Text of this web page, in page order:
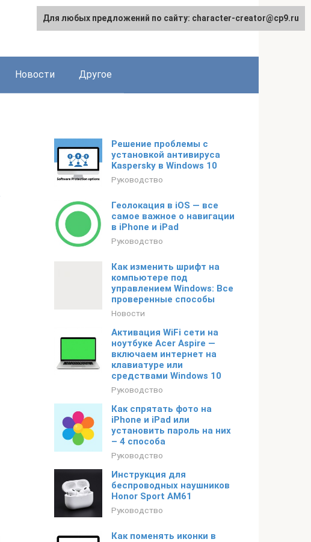
Новости Другое
Решение проблемы с
установкой антивируса
Kaspersky в Windows 10
Руководство
Геолокация в iOS — все
самое важное о навигации
в iPhone и iPad
Руководство
Как изменить шрифт на
компьютере под
управлением Windows: Все
проверенные способы
Новости
Активация WiFi сети на
ноутбуке Acer Aspire —
включаем интернет на
клавиатуре или
средствами Windows 10
Руководство
Как спрятать фото на
iPhone и iPad или
установить пароль на них
– 4 способа
Руководство
Инструкция для
беспроводных наушников
Honor Sport AM61
Руководство
Как поменять иконки в
Для любых предложений по сайту: character-creator@cp9.ru